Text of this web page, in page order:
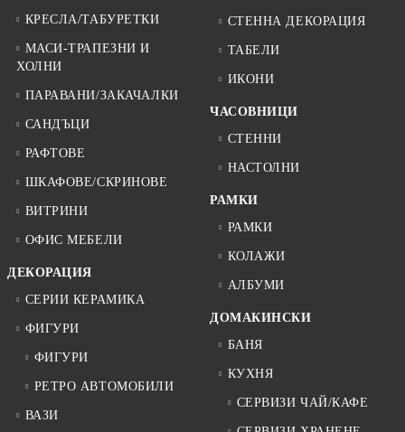
КРЕСЛА/ТАБУРЕТКИ
МАСИ-ТРАПЕЗНИ И
ХОЛНИ
ПАРАВАНИ/ЗАКАЧАЛКИ
САНДЪЦИ
РАФТОВЕ
ШКАФОВЕ/СКРИНОВЕ
ВИТРИНИ
ОФИС МЕБЕЛИ
ДЕКОРАЦИЯ
СЕРИИ КЕРАМИКА
ФИГУРИ
ФИГУРИ
РЕТРО АВТОМОБИЛИ
ВАЗИ
СТЕННА ДЕКОРАЦИЯ
ТАБЕЛИ
ИКОНИ
ЧАСОВНИЦИ
СТЕННИ
НАСТОЛНИ
РАМКИ
РАМКИ
КОЛАЖИ
АЛБУМИ
ДОМАКИНСКИ
БАНЯ
КУХНЯ
СЕРВИЗИ ЧАЙ/КАФЕ